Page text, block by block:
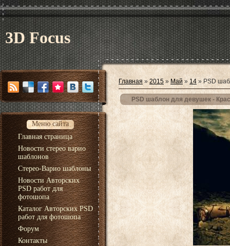
3D Focus
Меню сайта
Главная страница
Новости стерео варио
шаблонов
Стерео-Варио шаблоны
Новости Авторских
PSD работ для
фотошопа
Каталог Авторских PSD
работ для фотошопа
Форум
Контакты
Главная » 2015 » Май » 14 » PSD
PSD шаблон для девушек -